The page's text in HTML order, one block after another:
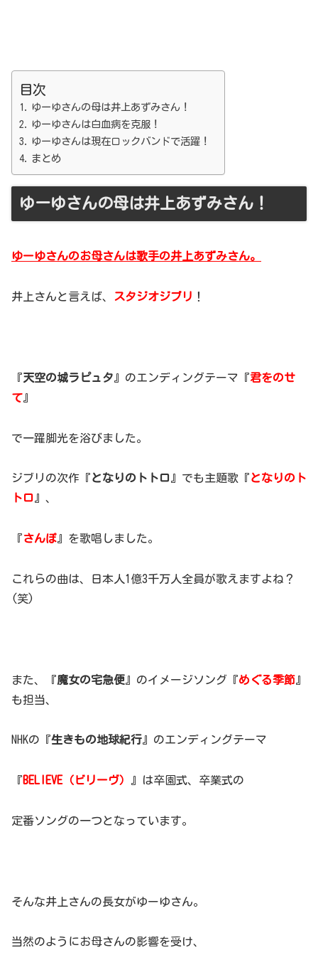
目次
ゆーゆさんの母は井上あずみさん！
ゆーゆさんは白血病を克服！
ゆーゆさんは現在ロックバンドで活躍！
まとめ
ゆーゆさんの母は井上あずみさん！
ゆーゆさんのお母さんは歌手の井上あずみさん。
井上さんと言えば、 スタジオジブリ ！
『天空の城ラピュタ 』のエンディングテーマ『君をのせ
て 』
で一躍脚光を浴びました。
ジブリの次作『となりのトトロ』でも主題歌『となりのト
トロ』、
『さんぽ 』を歌唱しました。
これらの曲は、日本人1億3千万人全員が歌えますよね？
(笑)
また、『魔女の宅急便 』のイメージソング『めぐる季節 』
も担当、
NHKの『生きもの地球紀行』のエンディングテーマ
『BELIEVE（ビリーヴ） 』は卒園式、卒業式の
定番ソングの一つとなっています。
そんな井上さんの長女がゆーゆさん。
当然のようにお母さんの影響を受け、